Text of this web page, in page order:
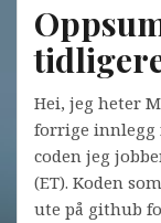
Hei, jeg heter
forrige innlegg
coden jeg
(ET). Koden
ute på github